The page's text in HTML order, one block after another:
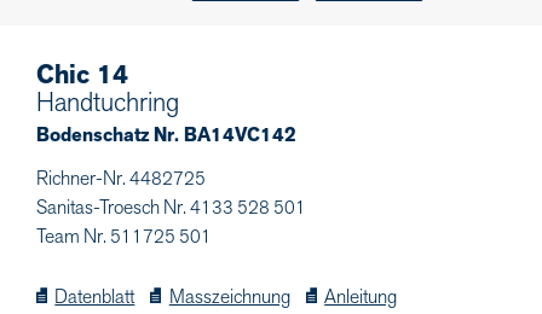
Chic 14
Handtuchring
Bodenschatz Nr. BA14VC142
Richner-Nr. 4482725
Sanitas-Troesch Nr. 4133 528 501
Team Nr. 511725 501
Datenblatt Masszeichnung
Anleitung